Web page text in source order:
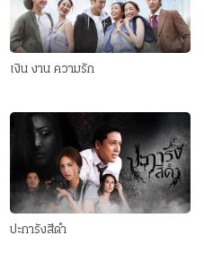
เงิน งาน ความรัก
ปะการังสีดำ